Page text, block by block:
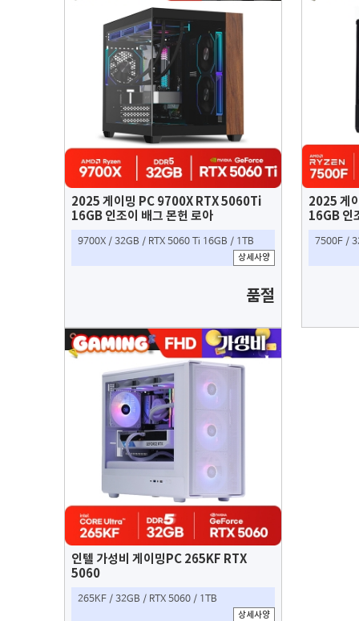
2025 게이밍 PC 9700X RTX 5060Ti
16GB 인조이 배그 몬헌 로아
9700X / 32GB / RTX 5060 Ti 16GB / 1TB
상세사양
품절
2025 게
16GB 인
7500F /
인텔 가성비 게이밍PC 265KF RTX
5060
265KF / 32GB / RTX 5060 / 1TB
상세사양